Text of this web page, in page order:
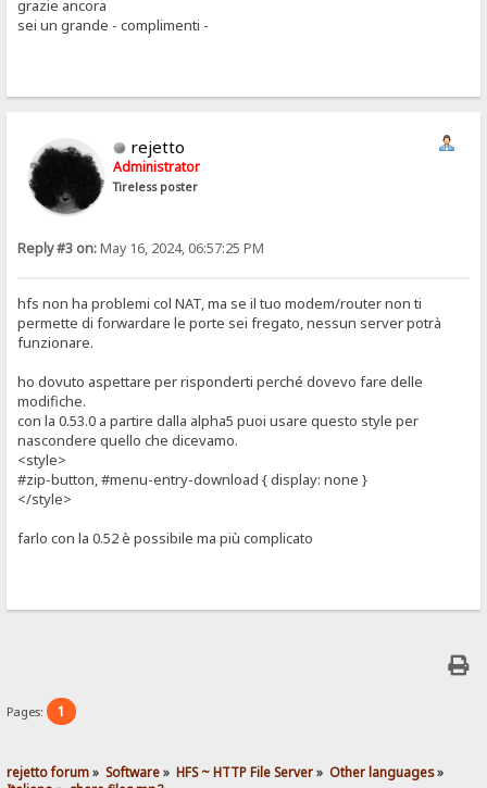
grazie ancora
sei un grande - complimenti -
rejetto
Administrator
Tireless poster
Reply #3 on:May 16, 2024, 06:57:25 PM
hfs non ha problemi col NAT, ma se il tuo modem/router non ti
permette di forwardare le porte sei fregato, nessun server potrà
funzionare.
ho dovuto aspettare per risponderti perché dovevo fare delle
modifiche.
con la 0.53.0 a partire dalla alpha5 puoi usare questo style per
nascondere quello che dicevamo.
<style>
#zip-button, #menu-entry-download { display: none }
</style>
farlo con la 0.52 è possibile ma più complicato
Pages: 1
rejetto forum» Software» HFS ~ HTTP File Server» Other languages»